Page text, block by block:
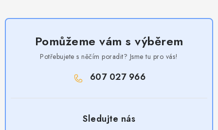
Pomůžeme vám s výběrem
Potřebujete s něčím poradit? Jsme tu pro vás!
607 027 966